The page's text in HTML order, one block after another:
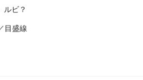
ルビ？
目盛線